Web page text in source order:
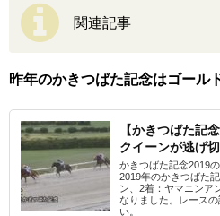
関連記事
昨年のかきつばた記念はゴール
【かきつばた記
クイーンが逃げ
かきつばた記念2019
2019年のかきつばた
ン、2着：ヤマニンア
なりました。レース
い。